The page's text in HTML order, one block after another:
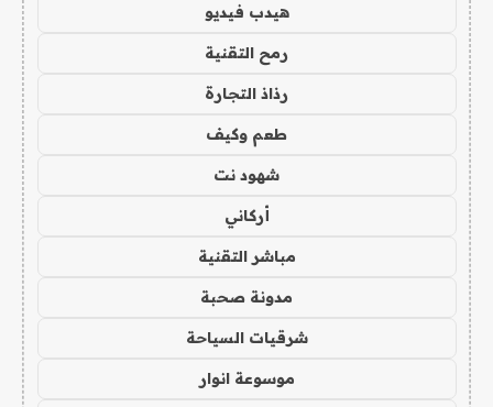
هيدب فيديو
رمح التقنية
رذاذ التجارة
طعم وكيف
شهود نت
أركاني
مباشر التقنية
مدونة صحبة
شرقيات السياحة
موسوعة انوار